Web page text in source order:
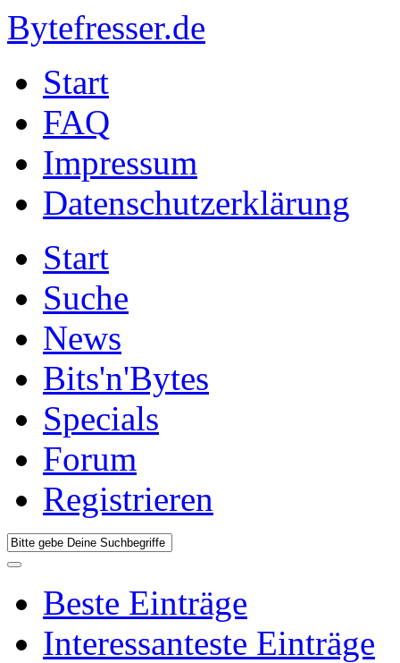
Bytefresser.de
Start
FAQ
Impressum
Datenschutzerklärung
Start
Suche
News
Bits'n'Bytes
Specials
Forum
Registrieren
Beste Einträge
Interessanteste Einträge